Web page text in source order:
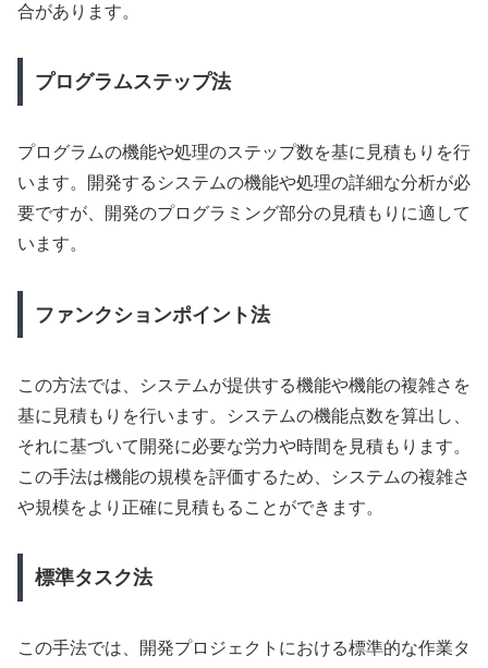
合があります。
プログラムステップ法
プログラムの機能や処理のステップ数を基に見積もりを行
います。開発するシステムの機能や処理の詳細な分析が必
要ですが、開発のプログラミング部分の見積もりに適して
います。
ファンクションポイント法
この方法では、システムが提供する機能や機能の複雑さを
基に見積もりを行います。システムの機能点数を算出し、
それに基づいて開発に必要な労力や時間を見積もります。
この手法は機能の規模を評価するため、システムの複雑さ
や規模をより正確に見積もることができます。
標準タスク法
この手法では、開発プロジェクトにおける標準的な作業タ